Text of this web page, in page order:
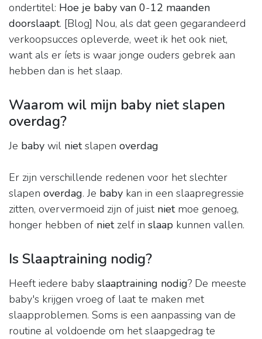
ondertitel: Hoe je baby van 0-12 maanden
doorslaapt. [Blog] Nou, als dat geen gegarandeerd
verkoopsucces opleverde, weet ik het ook niet,
want als er íets is waar jonge ouders gebrek aan
hebben dan is het slaap.
Waarom wil mijn baby niet slapen
overdag?
Je baby wil nietslapen overdag
Er zijn verschillende redenen voor het slechter
slapen overdag. Je baby kan in een slaapregressie
zitten, oververmoeid zijn of juist nietmoe genoeg,
honger hebben of nietzelf in slaap kunnen vallen.
Is Slaaptraining nodig?
Heeft iedere baby slaaptraining nodig? De meeste
baby's krijgen vroeg of laat te maken met
slaapproblemen. Soms is een aanpassing van de
routine al voldoende om het slaapgedrag te